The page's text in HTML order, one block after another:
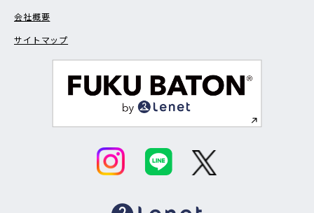
会社概要
サイトマップ